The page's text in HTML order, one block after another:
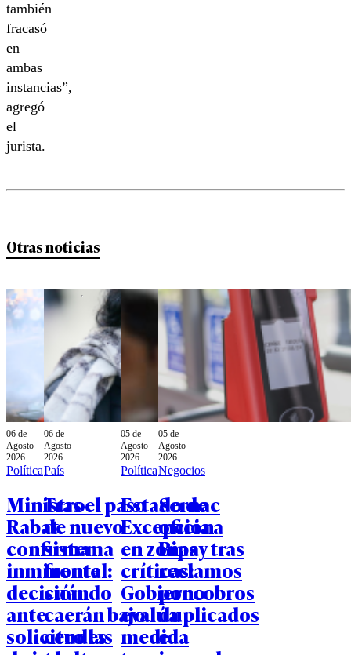
también
fracasó
en
ambas
instancias”,
agregó
el
jurista.
Otras noticias
06 de
Agosto
2026
Política
Ministro
Rabat
confirma
inminente
decisión
ante
solicitudes
06 de
Agosto
2026
País
Tras el paso
de nuevo
sistema
frontal:
cuándo
caerán bajo
cero las
05 de
Agosto
2026
Política
Estado de
Excepción
en zonas
críticas:
Gobierno
evalúa
medida
05 de
Agosto
2026
Negocios
Sernac
oficia a
Bipay tras
reclamos
por cobros
duplicados
e